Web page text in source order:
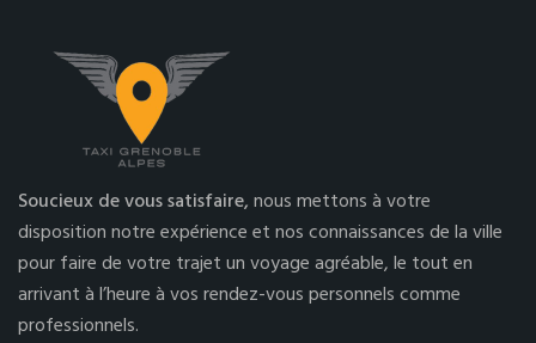
Soucieux de vous satisfaire,nous mettons à votre
disposition notre expérience et nos connaissances de la ville
pour faire de votre trajet un voyage agréable, le tout en
arrivant à l’heure à vos rendez-vous personnels comme
professionnels.